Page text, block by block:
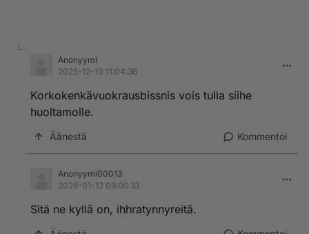
Anonyymi
2025-12-10 11:04:36
Korkokenkävuokrausbissnis vois tulla siihe
huoltamolle.
Äänestä Kommentoi
Anonyymi00013
2026-01-12 09:00:13
Sitä ne kyllä on, ihhratynnyreitä.